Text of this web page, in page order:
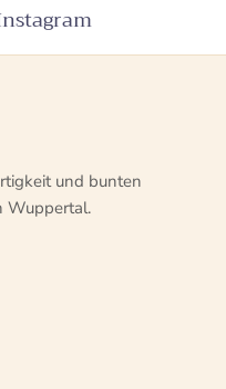
und bunten
Wuppertal.